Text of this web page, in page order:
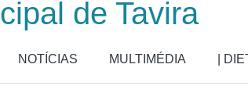
de Tavira
NOTÍCIAS MULTIMÉDIA |